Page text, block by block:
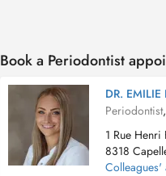
Book a Periodontist
DR. EMILIE
Periodontist,
1 Rue Henri
8318